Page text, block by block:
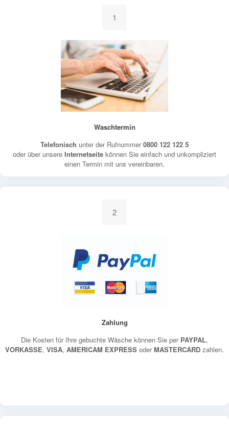
1
Waschtermin
Telefonisch unter der Rufnummer0800 122 122 5
oder über unsere Internetseite können Sie einfach und unkompliziert
einen Termin mit uns vereinbaren.
2
Zahlung
Die Kosten für Ihre gebuchte Wäsche können Sie per PAYPAL,
VORKASSE, VISA, AMERICAM EXPRESS oderMASTERCARD zahlen.